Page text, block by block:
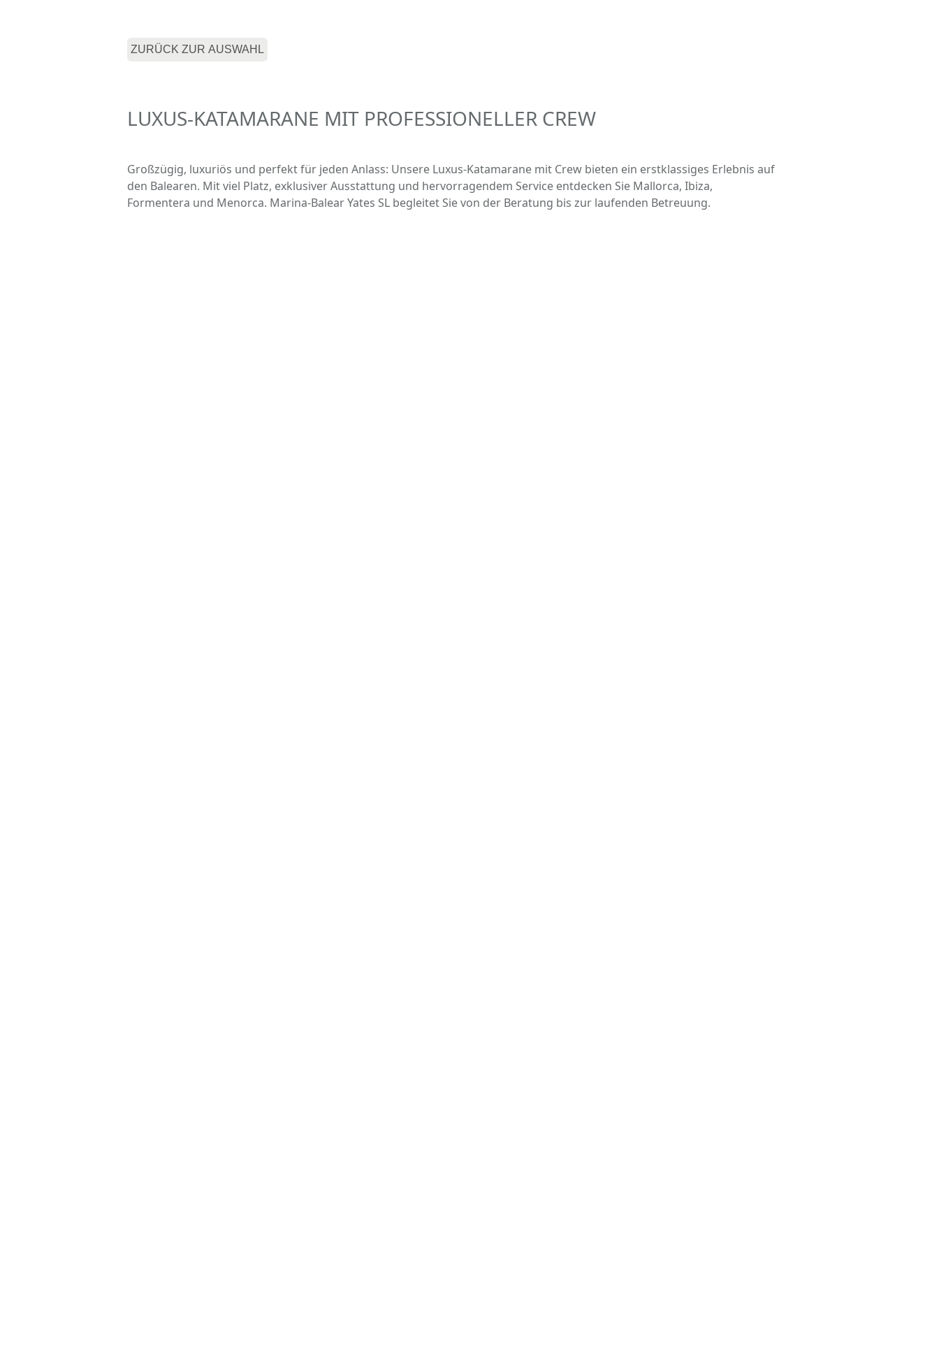
ZURÜCK ZUR AUSWAHL
LUXUS-KATAMARANE MIT PROFESSIONELLER CREW
Großzügig, luxuriös und perfekt für jeden Anlass: Unsere Luxus-Katamarane mit Crew bieten ein erstklassiges Erlebnis auf
den Balearen. Mit viel Platz, exklusiver Ausstattung und hervorragendem Service entdecken Sie Mallorca, Ibiza,
Formentera und Menorca. Marina-Balear Yates SL begleitet Sie von der Beratung bis zur laufenden Betreuung.